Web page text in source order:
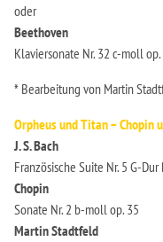
oder
Beethoven
Klaviersonate Nr. 32 c-moll
* Bearbeitung von Martin
Orpheus und Titan – Chopin
J. S. Bach
Französische Suite Nr. 5 G-Dur
Chopin
Sonate Nr. 2 b-moll op. 35
Martin Stadtfeld